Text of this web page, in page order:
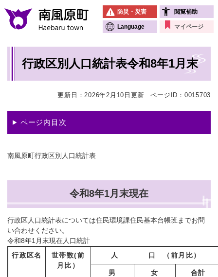
メニューを飛ばして本文へ
防災・災害 閲覧補助
Language マイページ
行政区別人口統計表令和8年1月末
更新日：2026年2月10日更新 ページID：0015703
ページ内目次
南風原町行政区別人口統計表
令和8年1月末現在
行政区人口統計表については住民環境課住民基本台帳班までお問
い合わせください。
令和8年1月末現在人口統計
行政区名
世帯数(前
月比）
人 口 （前月比）
男 女 合計